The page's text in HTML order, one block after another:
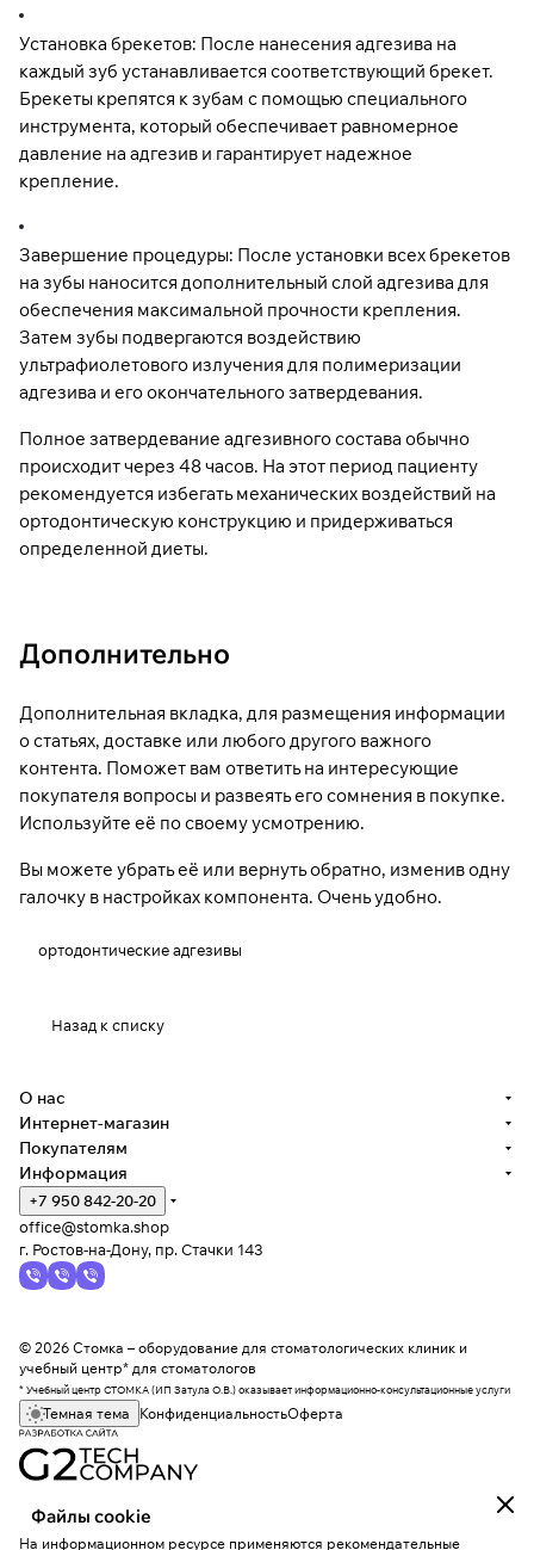
Установка брекетов: После нанесения адгезива на
каждый зуб устанавливается соответствующий брекет.
Брекеты крепятся к зубам с помощью специального
инструмента, который обеспечивает равномерное
давление на адгезив и гарантирует надежное
крепление.
Завершение процедуры: После установки всех брекетов
на зубы наносится дополнительный слой адгезива для
обеспечения максимальной прочности крепления.
Затем зубы подвергаются воздействию
ультрафиолетового излучения для полимеризации
адгезива и его окончательного затвердевания.
Полное затвердевание адгезивного состава обычно
происходит через 48 часов. На этот период пациенту
рекомендуется избегать механических воздействий на
ортодонтическую конструкцию и придерживаться
определенной диеты.
Дополнительно
Дополнительная вкладка, для размещения информации
о статьях, доставке или любого другого важного
контента. Поможет вам ответить на интересующие
покупателя вопросы и развеять его сомнения в покупке.
Используйте её по своему усмотрению.
Вы можете убрать её или вернуть обратно, изменив одну
галочку в настройках компонента. Очень удобно.
ортодонтические адгезивы
Назад к списку
Файлы cookie
О нас
Интернет-магазин
Покупателям
Информация
+7 950 842-20-20
office@stomka.shop
г. Ростов-на-Дону, пр. Стачки 143
© 2026 Стомка – оборудование для стоматологических клиник и
учебный центр* для стоматологов
* Учебный центр СТОМКА (ИП Затула О.В.) оказывает информационно-консультационные услуги
Темная тема КонфиденциальностьОферта
На информационном ресурсе применяются рекомендательные